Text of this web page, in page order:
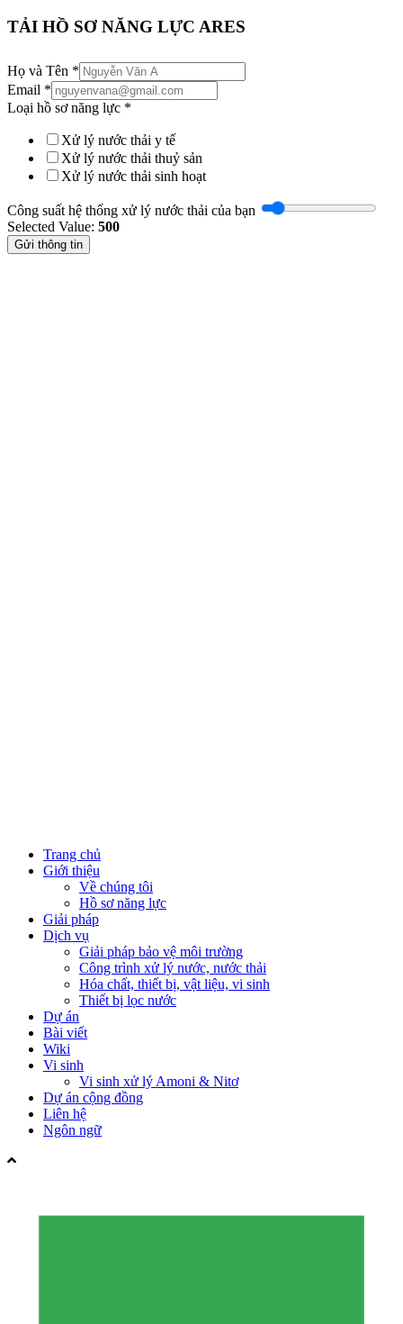
TẢI HỒ SƠ NĂNG LỰC ARES
Họ và Tên *
Email *
Loại hồ sơ năng lực *
Xử lý nước thải y tế
Xử lý nước thải thuỷ sản
Xử lý nước thải sinh hoạt
Công suất hệ thống xử lý nước thải của bạn
Selected Value: 500
Gửi thông tin
Close
Menu
Trang chủ
Giới thiệu
Về chúng tôi
Hồ sơ năng lực
Giải pháp
Dịch vụ
Giải pháp bảo vệ môi trường
Công trình xử lý nước, nước thải
Hóa chất, thiết bị, vật liệu, vi sinh
Thiết bị lọc nước
Dự án
Bài viết
Wiki
Vi sinh
Vi sinh xử lý Amoni & Nitơ
Dự án cộng đồng
Liên hệ
Ngôn ngữ